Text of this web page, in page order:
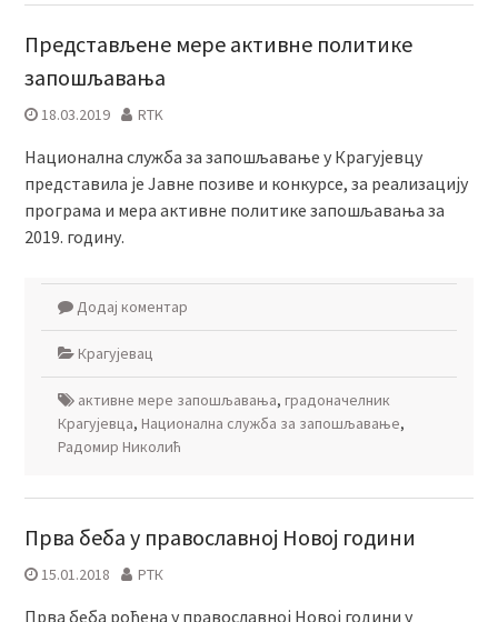
Представљене мере активне политике
запошљавања
18.03.2019 RTK
Национална служба за запошљавање у Крагујевцу
представила је Јавне позиве и конкурсе, за реализацију
програма и мера активне политике запошљавања за
2019. годину.
Додај коментар
Крагујевац
активне мере запошљавања, градоначелник
Крагујевца, Национална служба за запошљавање,
Радомир Николић
Прва беба у православној Новој години
15.01.2018 РТК
Прва беба рођена у православној Новој години у